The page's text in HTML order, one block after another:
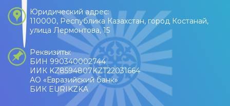
Юридический адрес:
110000, Республика Казахстан, город Костанай,
улица Лермонтова, 15
Реквизиты:
БИН 990340002744
ИИК KZ8594807KZT22031664
АО «Евразийский банк»
БИК EURIKZKA